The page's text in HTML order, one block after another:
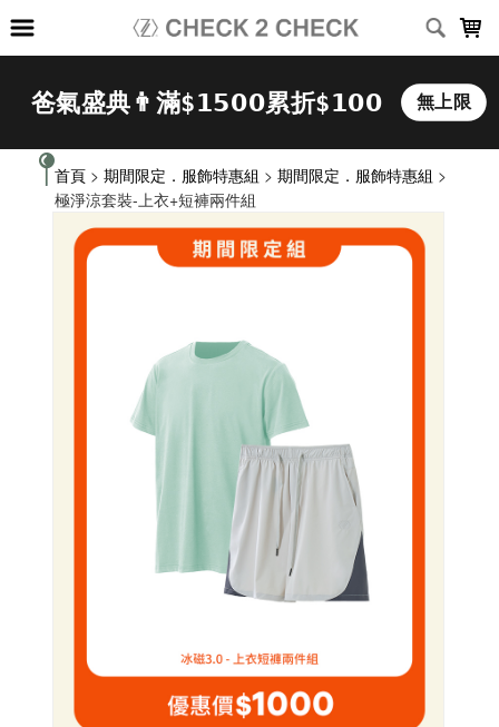
首頁 > 期間限定．服飾特惠組 > 期間限定．服飾特惠組 >
極淨涼套裝-上衣+短褲兩件組